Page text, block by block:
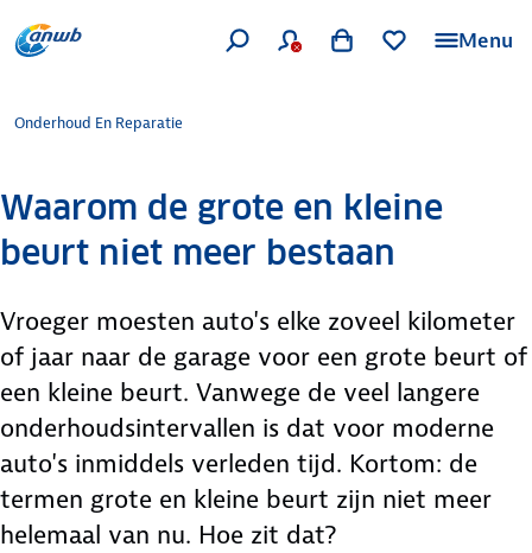
Menu
Onderhoud En Reparatie
Waarom de grote en kleine
beurt niet meer bestaan
Vroeger moesten auto's elke zoveel kilometer
of jaar naar de garage voor een grote beurt of
een kleine beurt. Vanwege de veel langere
onderhoudsintervallen is dat voor moderne
auto's inmiddels verleden tijd. Kortom: de
termen grote en kleine beurt zijn niet meer
helemaal van nu. Hoe zit dat?